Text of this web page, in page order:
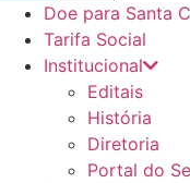
Doe para Santa
Tarifa Social
Institucional
Editais
História
Diretoria
Portal do